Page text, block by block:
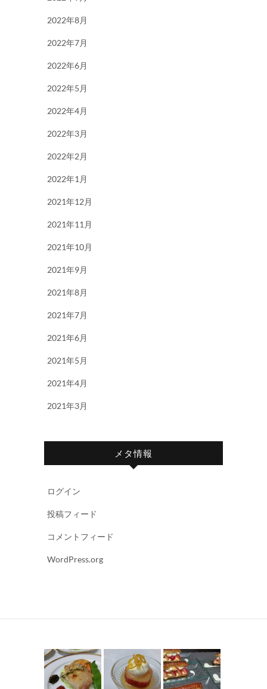
2022年8月
2022年7月
2022年6月
2022年5月
2022年4月
2022年3月
2022年2月
2022年1月
2021年12月
2021年11月
2021年10月
2021年9月
2021年8月
2021年7月
2021年6月
2021年5月
2021年4月
2021年3月
メタ情報
ログイン
投稿フィード
コメントフィード
WordPress.org